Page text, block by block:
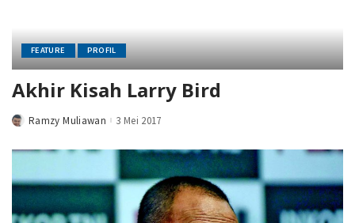
FEATURE PROFIL
Akhir Kisah Larry Bird
PostedRamzy Muliawan 3 Mei 2017